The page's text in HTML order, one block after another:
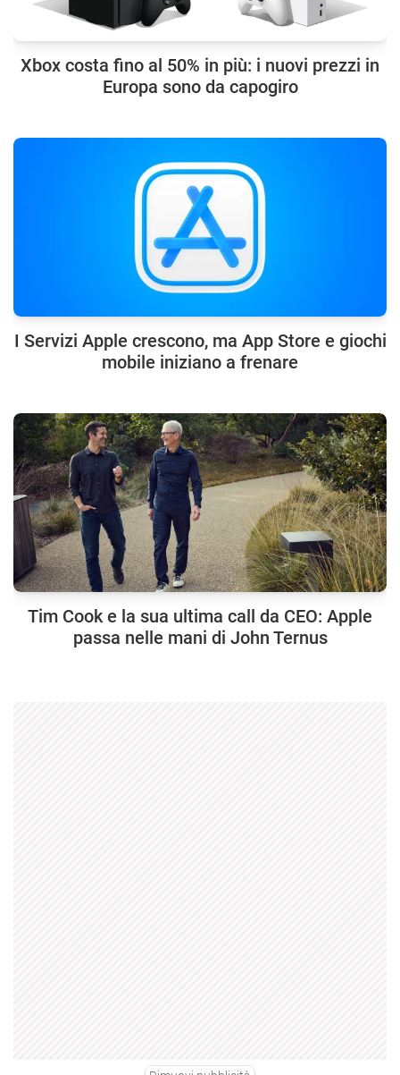
Xbox costa fino al 50% in più: i nuovi prezzi in
Europa sono da capogiro
I Servizi Apple crescono, ma App Store e giochi
mobile iniziano a frenare
Tim Cook e la sua ultima call da CEO: Apple
passa nelle mani di John Ternus